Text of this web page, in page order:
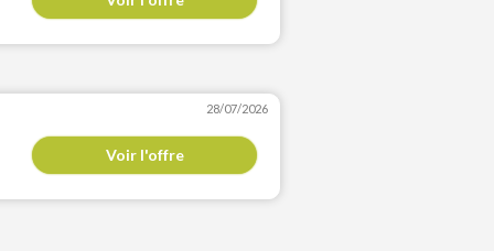
28/07/2026
Voir l'offre